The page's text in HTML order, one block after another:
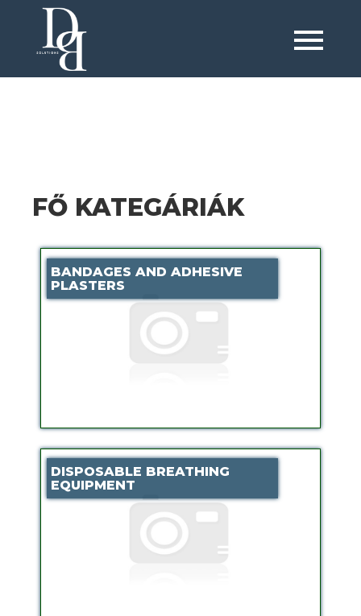
FŐ KATEGÁRIÁK
BANDAGES AND ADHESIVE
PLASTERS
DISPOSABLE BREATHING
EQUIPMENT